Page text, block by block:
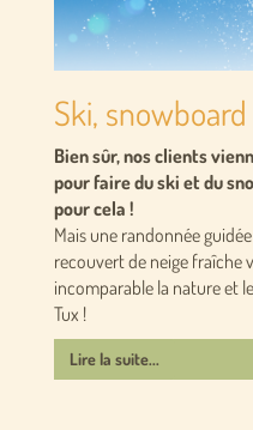
Ski,
Bien sûr, nos clients
pour faire du ski et du
pour cela !
Mais une randonnée
recouvert de neige fraîche
incomparable la nature et
Tux !
Lire la suite...